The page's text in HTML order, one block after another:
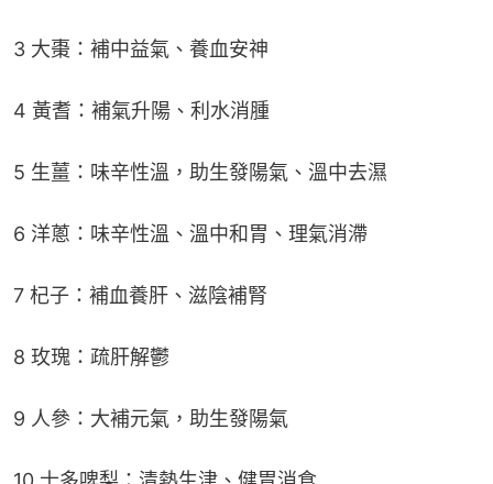
3 大棗：補中益氣、養血安神
4 黃耆：補氣升陽、利水消腫
5 生薑：味辛性溫，助生發陽氣、溫中去濕
6 洋蔥：味辛性溫、溫中和胃、理氣消滯
7 杞子：補血養肝、滋陰補腎
8 玫瑰：疏肝解鬱
9 人參：大補元氣，助生發陽氣